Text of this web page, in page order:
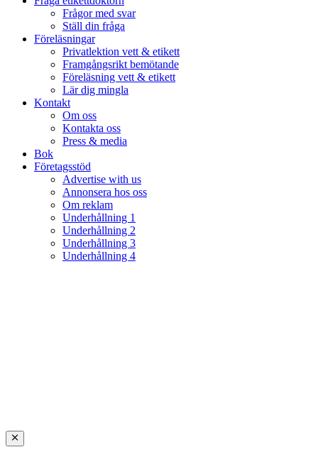
Frågor med svar
Ställ din fråga
Föreläsningar
Privatlektion vett & etikett
Framgångsrikt bemötande
Föreläsning vett & etikett
Lär dig mingla
Kontakt
Om oss
Kontakta oss
Press & media
Bok
Företagsstöd
Advertise with us
Annonsera hos oss
Om reklam
Underhållning 1
Underhållning 2
Underhållning 3
Underhållning 4